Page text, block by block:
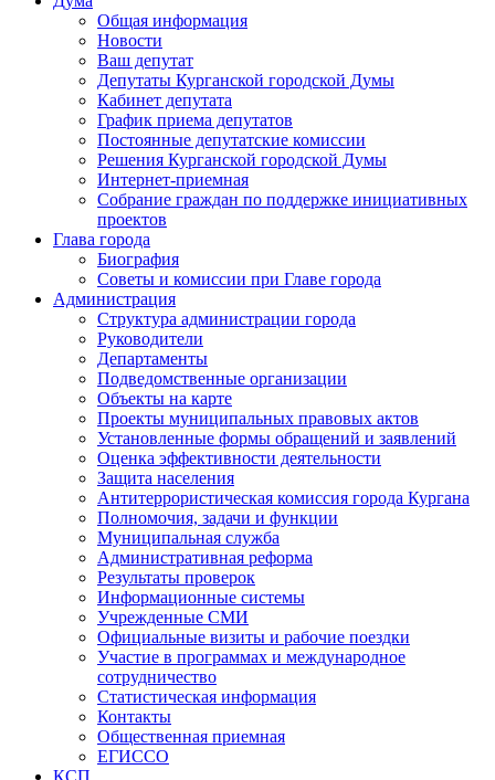
Общая информация
Новости
Ваш депутат
Депутаты Курганской городской Думы
Кабинет депутата
График приема депутатов
Постоянные депутатские комиссии
Решения Курганской городской Думы
Интернет-приемная
Собрание граждан по поддержке инициативных
проектов
Глава города
Биография
Советы и комиссии при Главе города
Администрация
Структура администрации города
Руководители
Департаменты
Подведомственные организации
Объекты на карте
Проекты муниципальных правовых актов
Установленные формы обращений и заявлений
Оценка эффективности деятельности
Защита населения
Антитеррористическая комиссия города Кургана
Полномочия, задачи и функции
Муниципальная служба
Административная реформа
Результаты проверок
Информационные системы
Учрежденные СМИ
Официальные визиты и рабочие поездки
Участие в программах и международное
сотрудничество
Статистическая информация
Контакты
Общественная приемная
ЕГИССО
КСП